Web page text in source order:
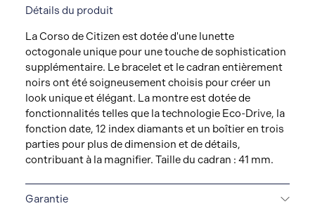
Détails du produit
La Corso de Citizen est dotée d'une lunette
octogonale unique pour une touche de sophistication
supplémentaire. Le bracelet et le cadran entièrement
noirs ont été soigneusement choisis pour créer un
look unique et élégant. La montre est dotée de
fonctionnalités telles que la technologie Eco-Drive, la
fonction date, 12 index diamants et un boîtier en trois
parties pour plus de dimension et de détails,
contribuant à la magnifier. Taille du cadran : 41 mm.
Garantie